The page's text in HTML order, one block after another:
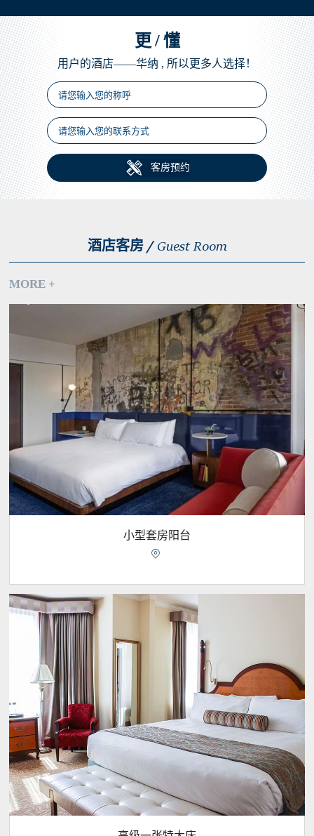
更 / 懂
用户的酒店——华纳 , 所以更多人选择！
 客房预约
酒店客房 / Guest Room
MORE +
小型套房阳台
